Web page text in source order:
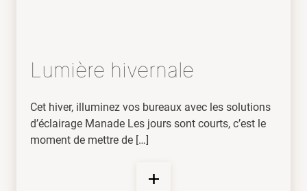
Lumière hivernale
Cet hiver, illuminez vos bureaux avec les solutions
d’éclairage Manade Les jours sont courts, c’est le
moment de mettre de […]